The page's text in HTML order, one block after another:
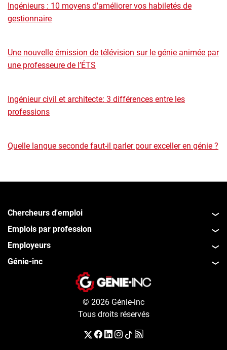
Ingénieurs : 10 moyens d'améliorer vos habiletés de
gestionnaire
Une nouvelle émission de télévision sur le génie animée par
une professeure de l’ÉTS
Ingénieur civil et architecte: 3 différences entre les
professions
Quelle langue seconde faut-il parler pour exceller en génie ?
Chercheurs d'emploi
Emplois par profession
Employeurs
Génie-inc
© 2026 Génie-inc
Tous droits réservés